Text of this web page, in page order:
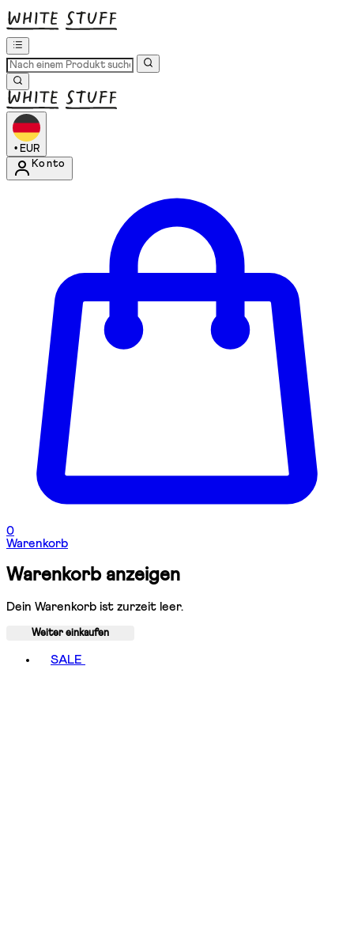
• EUR
Konto
0
Warenkorb
Warenkorb anzeigen
Dein Warenkorb ist zurzeit leer.
Weiter einkaufen
SALE